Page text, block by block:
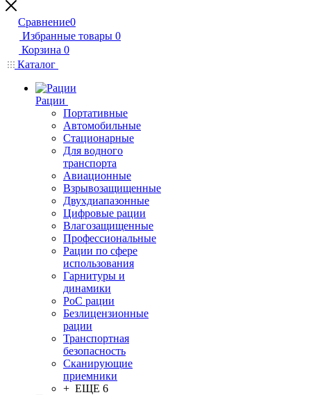
Сравнение0
Избранные товары 0
Корзина 0
Каталог
Рации
Портативные
Автомобильные
Стационарные
Для водного
транспорта
Авиационные
Взрывозащищенные
Двухдиапазонные
Цифровые рации
Влагозащищенные
Профессиональные
Рации по сфере
использования
Гарнитуры и
динамики
PoC рации
Безлицензионные
рации
Транспортная
безопасность
Сканирующие
приемники
+ ЕЩЕ 6